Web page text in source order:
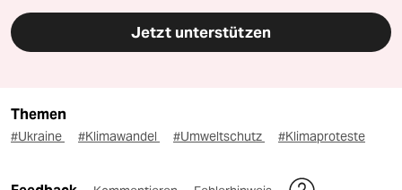
Jetzt unterstützen
Themen
#Ukraine #Klimawandel #Umweltschutz #Klimaproteste